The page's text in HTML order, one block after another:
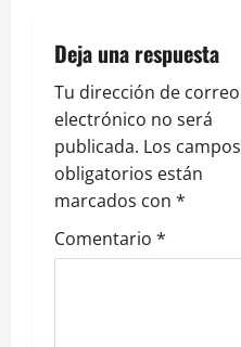
c
i
ó
n
d
e
Deja una respuesta
Tu dirección de correo
electrónico no será
publicada. Los campos
obligatorios están
marcados con *
Comentario *